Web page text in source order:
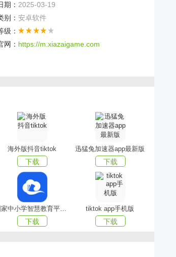
尚鞋包配饰各款超值宝贝。
买家秀！还有更多「买家秀」疯狂来
限时特卖。每一件都有主播为你试穿解
，你可以通过直播直观的看到上身搭配
期： 2025-03-19
别： 安卓软件
级：
网： https://m.xiazaigame.com
海外版抖音tiktok
下载
迅猛兔加速器app最新版
下载
国家中小学智慧教育平台app(智慧中小学)
下载
tiktok app手机版
下载